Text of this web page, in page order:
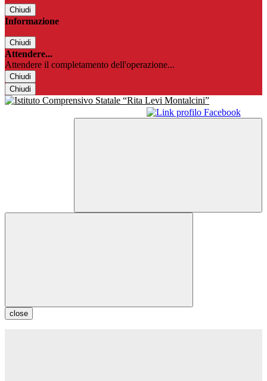
Chiudi
Informazione
Chiudi
Attendere...
Attendere il completamento dell'operazione...
Chiudi
Chiudi
close